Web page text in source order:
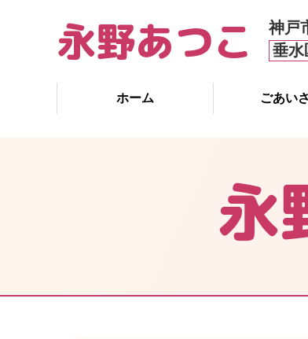
永野あつこ
神戸
垂水
ホーム ごあい
永